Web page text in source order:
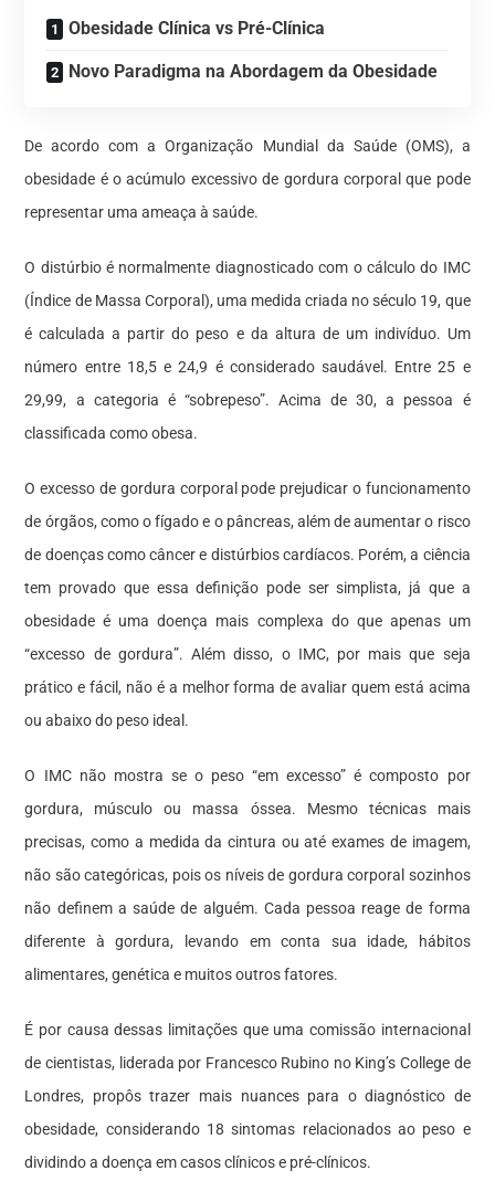
Obesidade Clínica vs Pré-Clínica
Novo Paradigma na Abordagem da Obesidade
De acordo com a Organização Mundial da Saúde (OMS), a
obesidade é o acúmulo excessivo de gordura corporal que pode
representar uma ameaça à saúde.
O distúrbio é normalmente diagnosticado com o cálculo do IMC
(Índice de Massa Corporal), uma medida criada no século 19, que
é calculada a partir do peso e da altura de um indivíduo. Um
número entre 18,5 e 24,9 é considerado saudável. Entre 25 e
29,99, a categoria é “sobrepeso”. Acima de 30, a pessoa é
classificada como obesa.
O excesso de gordura corporal pode prejudicar o funcionamento
de órgãos, como o fígado e o pâncreas, além de aumentar o risco
de doenças como câncer e distúrbios cardíacos. Porém, a ciência
tem provado que essa definição pode ser simplista, já que a
obesidade é uma doença mais complexa do que apenas um
“excesso de gordura”. Além disso, o IMC, por mais que seja
prático e fácil, não é a melhor forma de avaliar quem está acima
ou abaixo do peso ideal.
O IMC não mostra se o peso “em excesso” é composto por
gordura, músculo ou massa óssea. Mesmo técnicas mais
precisas, como a medida da cintura ou até exames de imagem,
não são categóricas, pois os níveis de gordura corporal sozinhos
não definem a saúde de alguém. Cada pessoa reage de forma
diferente à gordura, levando em conta sua idade, hábitos
alimentares, genética e muitos outros fatores.
É por causa dessas limitações que uma comissão internacional
de cientistas, liderada por Francesco Rubino no King’s College de
Londres, propôs trazer mais nuances para o diagnóstico de
obesidade, considerando 18 sintomas relacionados ao peso e
dividindo a doença em casos clínicos e pré-clínicos.